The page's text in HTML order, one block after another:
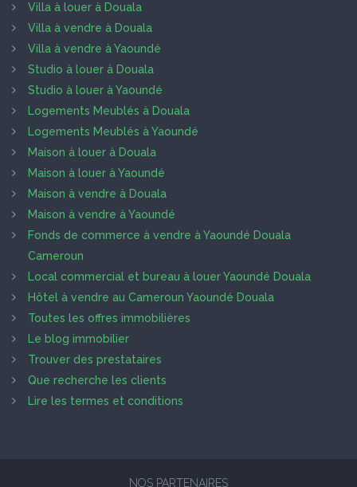
Villa à louer à Douala
Villa à vendre à Douala
Villa à vendre à Yaoundé
Studio à louer à Douala
Studio à louer à Yaoundé
Logements Meublés à Douala
Logements Meublés à Yaoundé
Maison à louer à Douala
Maison à louer à Yaoundé
Maison à vendre à Douala
Maison à vendre à Yaoundé
Fonds de commerce à vendre à Yaoundé Douala
Cameroun
Local commercial et bureau à louer Yaoundé Douala
Hôtel à vendre au Cameroun Yaoundé Douala
Toutes les offres immobilières
Le blog immobilier
Trouver des prestataires
Que recherche les clients
Lire les termes et conditions
NOS PARTENAIRES